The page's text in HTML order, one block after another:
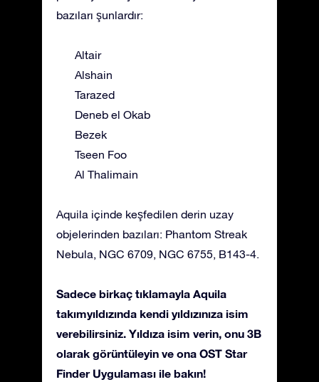
bazıları şunlardır:
Altair
Alshain
Tarazed
Deneb el Okab
Bezek
Tseen Foo
Al Thalimain
Aquila içinde keşfedilen derin uzay
objelerinden bazıları: Phantom Streak
Nebula, NGC 6709, NGC 6755, B143-4.
Sadece birkaç tıklamayla Aquila
takımyıldızında kendi yıldızınıza isim
verebilirsiniz. Yıldıza isim verin, onu 3B
olarak görüntüleyin ve ona OST Star
Finder Uygulaması ile bakın!